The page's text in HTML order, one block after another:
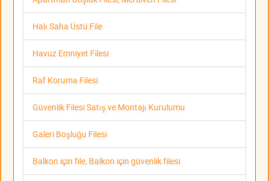
Halı Saha Üstü File
Havuz Emniyet Filesi
Raf Koruma Filesi
Güvenlik Filesi Satış ve Montajı Kurulumu
Galeri Boşluğu Filesi
Balkon için file, Balkon için güvenlik filesi